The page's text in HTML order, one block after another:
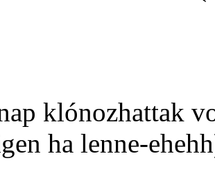
klónozhattak
ha lenne-